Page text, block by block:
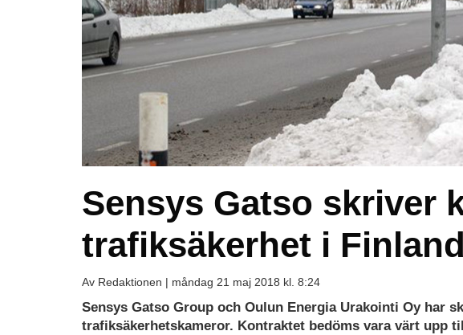
Sensys Gatso skriver
trafiksäkerhet i Finland
Av Redaktionen | måndag 21 maj 2018 kl. 8:24
Sensys Gatso Group och Oulun Energia Urakointi Oyhar
trafiksäkerhetskameror. Kontraktet bedöms vara värt upp